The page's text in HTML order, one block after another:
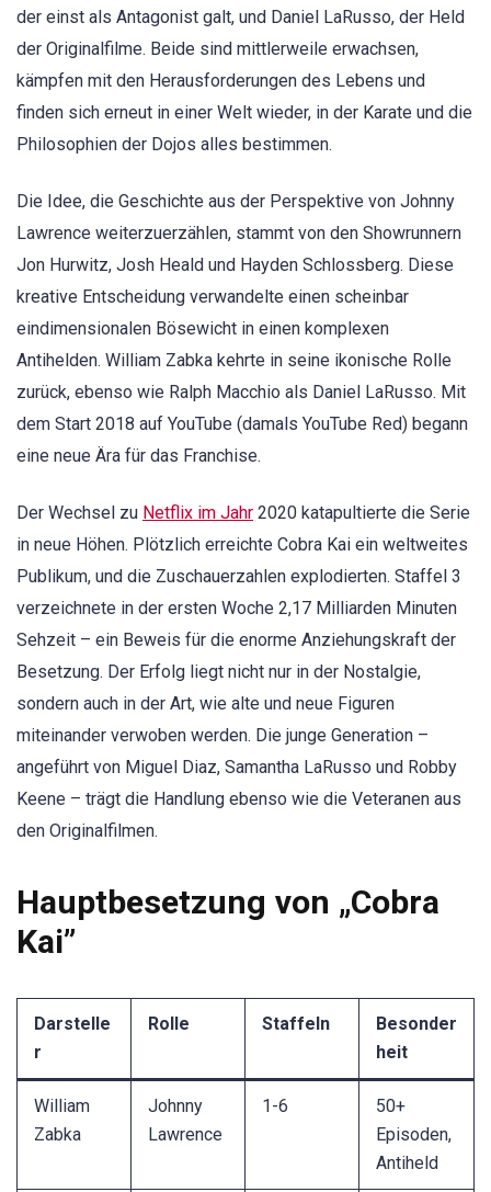
der einst als Antagonist galt, und Daniel LaRusso, der Held
der Originalfilme. Beide sind mittlerweile erwachsen,
kämpfen mit den Herausforderungen des Lebens und
finden sich erneut in einer Welt wieder, in der Karate und die
Philosophien der Dojos alles bestimmen.
Die Idee, die Geschichte aus der Perspektive von Johnny
Lawrence weiterzuerzählen, stammt von den Showrunnern
Jon Hurwitz, Josh Heald und Hayden Schlossberg. Diese
kreative Entscheidung verwandelte einen scheinbar
eindimensionalen Bösewicht in einen komplexen
Antihelden. William Zabka kehrte in seine ikonische Rolle
zurück, ebenso wie Ralph Macchio als Daniel LaRusso. Mit
dem Start 2018 auf YouTube (damals YouTube Red) begann
eine neue Ära für das Franchise.
Der Wechsel zu Netflix im Jahr 2020 katapultierte die Serie
in neue Höhen. Plötzlich erreichte Cobra Kai ein weltweites
Publikum, und die Zuschauerzahlen explodierten. Staffel 3
verzeichnete in der ersten Woche 2,17 Milliarden Minuten
Sehzeit – ein Beweis für die enorme Anziehungskraft der
Besetzung. Der Erfolg liegt nicht nur in der Nostalgie,
sondern auch in der Art, wie alte und neue Figuren
miteinander verwoben werden. Die junge Generation –
angeführt von Miguel Diaz, Samantha LaRusso und Robby
Keene – trägt die Handlung ebenso wie die Veteranen aus
den Originalfilmen.
Hauptbesetzung von „Cobra
Kai”
Darstelle
r
Rolle Staffeln
Besonder
heit
William
Zabka
Johnny
Lawrence
1-6
50+
Episoden,
Antiheld